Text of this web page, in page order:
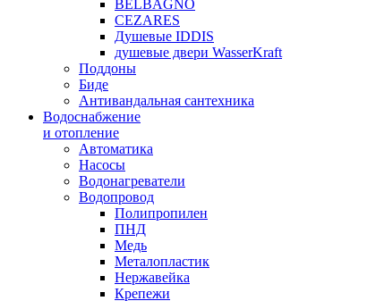
BELBAGNO
CEZARES
Душевые IDDIS
душевые двери WasserKraft
Поддоны
Биде
Антивандальная сантехника
Водоснабжение
и отопление
Автоматика
Насосы
Водонагреватели
Водопровод
Полипропилен
ПНД
Медь
Металопластик
Нержавейка
Крепежи